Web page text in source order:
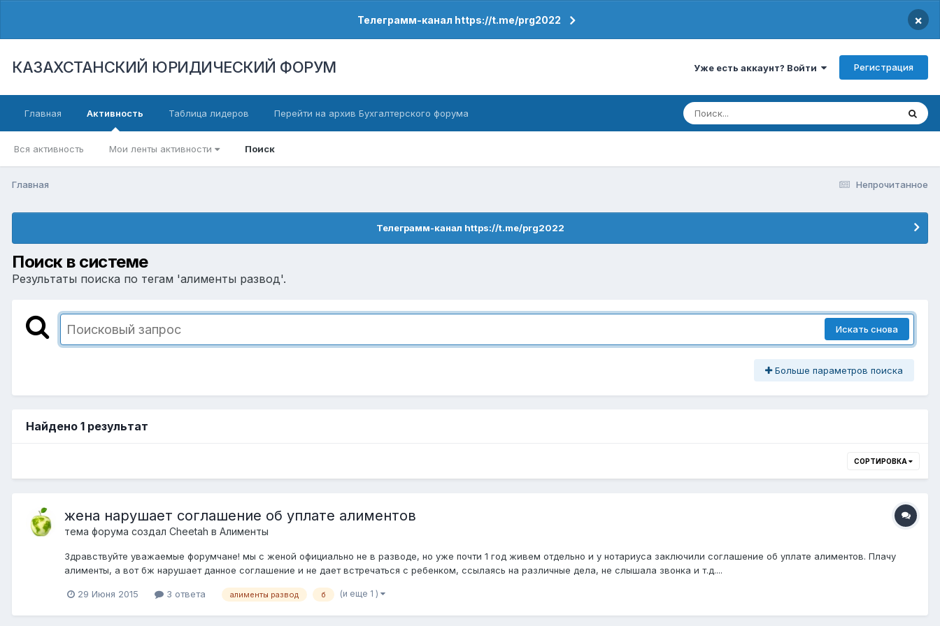
Телеграмм-канал https://t.me/prg2022 ×
КАЗАХСТАНСКИЙ ЮРИДИЧЕСКИЙ ФОРУМ Уже есть аккаунт? Войти Регистрация
Главная Активность
Вся активность Мои ленты активности Поиск
Таблица лидеров Перейти на архив Бухгалтерского форума
Непрочитанное
Главная
Телеграмм-канал https://t.me/prg2022
Поиск в системе
Результаты поиска по тегам 'алименты развод'.
Искать снова
Больше параметров поиска
Найдено 1 результат
СОРТИРОВКА
жена нарушает соглашение об уплате алиментов
тема форума создал Cheetah в Алименты
Здравствуйте уважаемые форумчане! мы с женой официально не в разводе, но уже почти 1 год живем отдельно и у нотариуса заключили соглашение об уплате алиментов. Плачу
алименты, а вот бж нарушает данное соглашение и не дает встречаться с ребенком, ссылаясь на различные дела, не слышала звонка и т.д....
29 Июня 2015 3 ответа алименты развод б (и еще 1 )